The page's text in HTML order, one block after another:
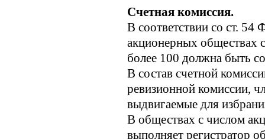
Счетная комиссия.
В соответствии со ст.
акционерных обществах
более 100 должна быть
В состав счетной
ревизионной комиссии,
выдвигаемые для
В обществах с числом
выполняет регистратор